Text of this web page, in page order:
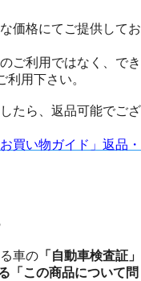
価格にてご提供してお
ご利用ではなく、でき
用下さい。
たら、返品可能でござ
お買い物ガイド」返品・
車の 「自動車検査証」
「この商品について問